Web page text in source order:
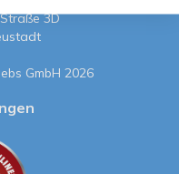
3D
GmbH 2026